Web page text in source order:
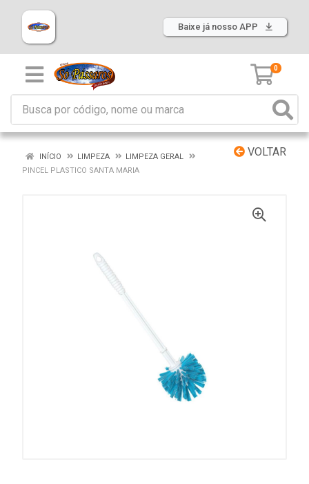
Baixe já nosso APP
0
VOLTAR
INÍCIO LIMPEZA
LIMPEZA GERAL
PINCEL PLASTICO SANTA MARIA